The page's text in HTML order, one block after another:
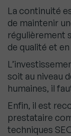
La continuité
de maintenir
régulièrement
de qualité et
soit au niveau
humaines, il
Enfin, il est
prestataire
techniques